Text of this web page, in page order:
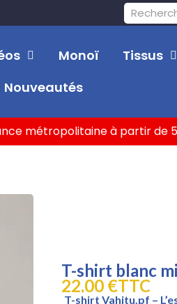
Monoï Tissus
Nouveautés
métropolitaine à partir de
T-shirt blanc
22,00 €TTC
T-shirt Vahitu.pf –